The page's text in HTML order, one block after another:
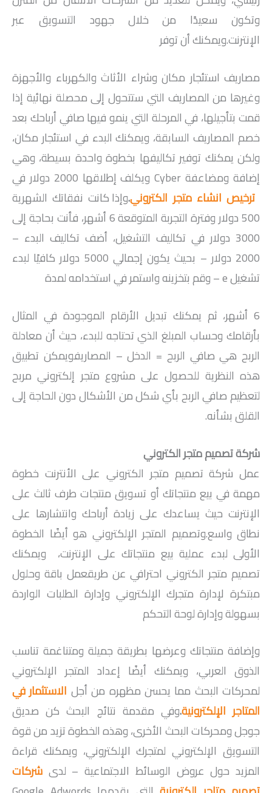
وتكون سعيدًا من خلال جهود التسويق عبر
الإنترنت.ويمكنك أن توفر
مصاريف استئجار مكان وشراء الأثاث والكهرباء والأجهزة
وغيرها من المصاريف التي ستتحول إلى محصلة نهائية إذا
قمت بتأجيلها، في المرحلة التي ينمو فيها صافي أرباحك بعد
خصم المصاريف السابقة، ويمكنك البدء في استئجار مكان،
ولكن يمكنك توفير تكاليفها بخطوة واحدة بسيطة، وهي
إضافة ومضاعفة Cyber ​​ويكلف إطلاقها 2000 دولار في
ترخيص انشاء متجر الكتروني.وإذا كانت نفقاتك الشهرية
500 دولار وفترة التجربة المتوقعة 6 أشهر، فأنت بحاجة إلى
3000 دولار في تكاليف التشغيل، أضف تكاليف البدء –
2000 دولار – بحيث يكون إجمالي 5000 دولار كافيًا لبدء
تشغيل e – وقم بتخزينه واستمر في استخدامه لمدة
6 أشهر، ثم يمكنك تبديل الأرقام الموجودة في المثال
بأرقامك وحساب المبلغ الذي تحتاجه للبدء، حيث أن معادلة
الربح هي صافي الربح = الدخل – المصاريفويمكن تطبيق
هذه النظرية للحصول على مشروع متجر إلكتروني مربح
لتعظيم صافي الربح بأي شكل من الأشكال دون الحاجة إلى
القلق بشأنه.
شركة تصميم متجر الكتروني
عمل شركة تصميم متجر الكتروني على الأنترنت خطوة
مهمة في بيع منتجاتك أو تسويق منتجات طرف ثالث على
الإنترنت حيث يساعدك على زيادة أرباحك وانتشارها على
نطاق واسع.وتصميم المتجر الإلكتروني هو أيضًا الخطوة
الأولى لبدء عملية بيع منتجاتك على الإنترنت، ويمكنك
تصميم متجر الكتروني احترافي عن طريقعمل باقة وحلول
مبتكرة لإدارة متجرك الإلكتروني وإدارة الطلبات الواردة
بسهولة وإدارة لوحة التحكم
وإضافة منتجاتك وعرضها بطريقة جميلة ومتناغمة تناسب
الذوق العربي، ويمكنك أيضًا إعداد المتجر الإلكتروني
لمحركات البحث مما يحسن مظهره من أجل الاستثمار في
المتاجر الإلكترونية.وفي مقدمة نتائج البحث كن صديق
جوجل ومحركات البحث الأخرى، وهذه الخطوة تزيد من قوة
التسويق الإلكتروني لمتجرك الإلكتروني، ويمكنك قراءة
المزيد حول عروض الوسائط الاجتماعية – لدى شركات